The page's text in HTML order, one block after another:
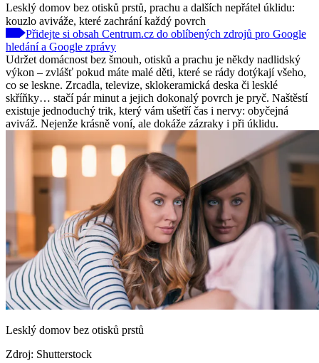
Lesklý domov bez otisků prstů, prachu a dalších nepřátel úklidu:
kouzlo aviváže, které zachrání každý povrch
Přidejte si obsah Centrum.cz do oblíbených zdrojů pro Google
hledání a Google zprávy
Udržet domácnost bez šmouh, otisků a prachu je někdy nadlidský
výkon – zvlášť pokud máte malé děti, které se rády dotýkají všeho,
co se leskne. Zrcadla, televize, sklokeramická deska či lesklé
skříňky… stačí pár minut a jejich dokonalý povrch je pryč. Naštěstí
existuje jednoduchý trik, který vám ušetří čas i nervy: obyčejná
aviváž. Nejenže krásně voní, ale dokáže zázraky i při úklidu.
Lesklý domov bez otisků prstů
Zdroj: Shutterstock